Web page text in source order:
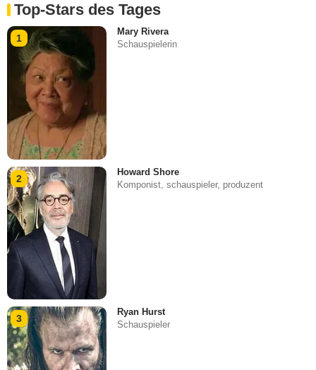
Top-Stars des Tages
1
Mary Rivera
Schauspielerin
2
Howard Shore
Komponist, schauspieler, produzent
3
Ryan Hurst
Schauspieler